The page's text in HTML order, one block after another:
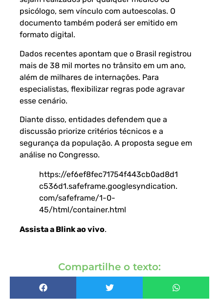
psicólogo, sem vínculo com autoescolas. O
documento também poderá ser emitido em
formato digital.
Dados recentes apontam que o Brasil registrou
mais de 38 mil mortes no trânsito em um ano,
além de milhares de internações. Para
especialistas, flexibilizar regras pode agravar
esse cenário.
Diante disso, entidades defendem que a
discussão priorize critérios técnicos e a
segurança da população. A proposta segue em
análise no Congresso.
https://ef6ef8fec71754f443cb0ad8d1
c536d1.safeframe.googlesyndication.
com/safeframe/1-0-
45/html/container.html
Assista a Blink ao vivo.
Compartilhe o texto: